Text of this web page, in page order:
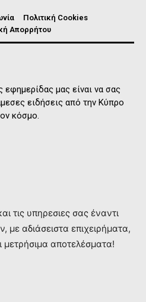
Πολιτική Cookies
Απορρήτου
μας είναι να σας
ειδήσεις από την Κύπρο
κόσμο.
τις υπηρεσιες σας έναντι
αδιάσειστα επιχειρήματα,
μετρήσιμα αποτελέσματα!